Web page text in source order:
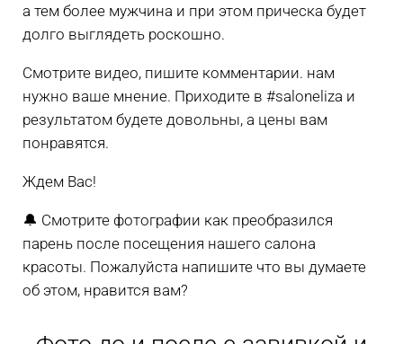
а тем более мужчина и при этом прическа будет
долго выглядеть роскошно.
Смотрите видео, пишите комментарии. нам
нужно ваше мнение. Приходите в #saloneliza и
результатом будете довольны, а цены вам
понравятся.
Ждем Вас!
🔔 Смотрите фотографии как преобразился
парень после посещения нашего салона
красоты. Пожалуйста напишите что вы думаете
об этом, нравится вам?